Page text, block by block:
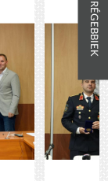
RÉGEBBIEK